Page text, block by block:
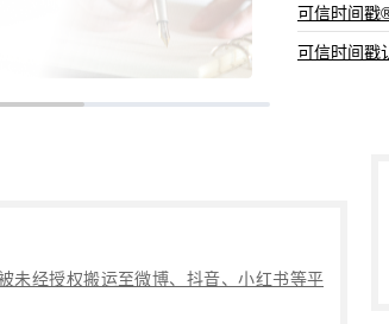
未经授权搬运至微博、抖音、小红书等平